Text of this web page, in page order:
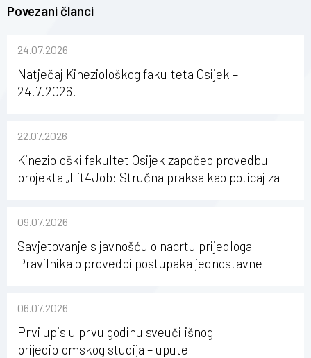
Povezani članci
24.07.2026
Natječaj Kineziološkog fakulteta Osijek –
24.7.2026.
22.07.2026
Kineziološki fakultet Osijek započeo provedbu
projekta „Fit4Job: Stručna praksa kao poticaj za
09.07.2026
Savjetovanje s javnošću o nacrtu prijedloga
Pravilnika o provedbi postupaka jednostavne
Osijeku
06.07.2026
Prvi upis u prvu godinu sveučilišnog
prijediplomskog studija – upute